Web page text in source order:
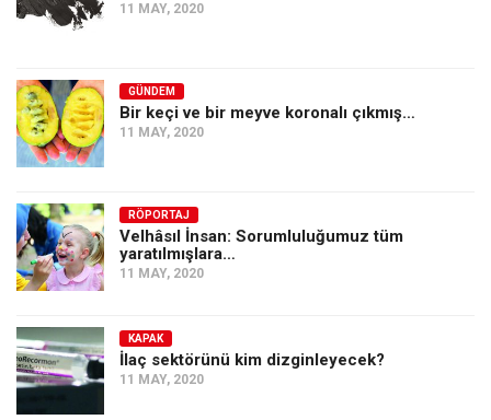
11 MAY, 2020
GÜNDEM
Bir keçi ve bir meyve koronalı çıkmış…
11 MAY, 2020
RÖPORTAJ
Velhâsıl İnsan: Sorumluluğumuz tüm
yaratılmışlara…
11 MAY, 2020
KAPAK
İlaç sektörünü kim dizginleyecek?
11 MAY, 2020